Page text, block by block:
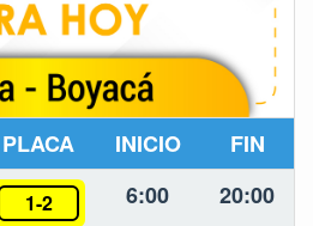
PLACA INICIO FIN
1-2 6:00 20:00